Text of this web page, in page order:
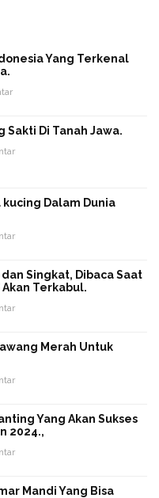
Yang Terkenal
Sakti Di Tanah Jawa.
Dalam Dunia
Singkat, Dibaca Saat
Terkabul.
Merah Untuk
Yang Akan Sukses
2024.,
Mandi Yang Bisa